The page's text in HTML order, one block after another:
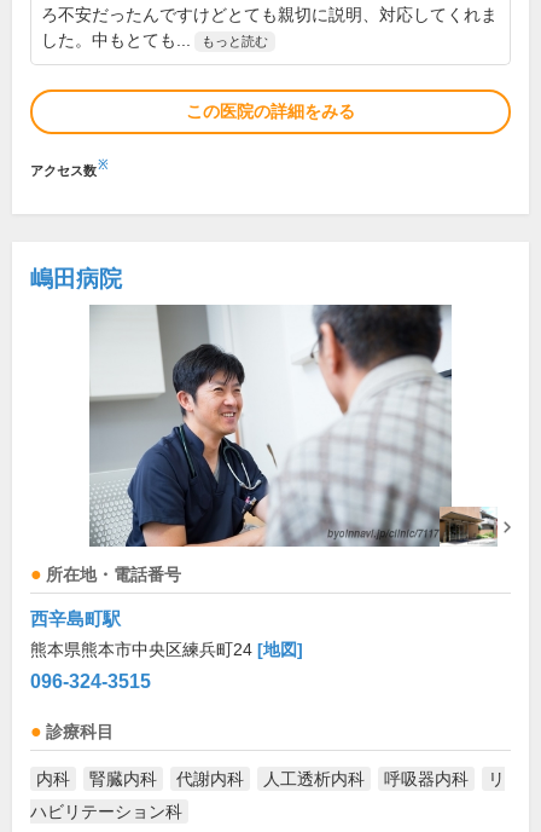
ろ不安だったんですけどとても親切に説明、対応してくれま
した。中もとても...
もっと読む
この医院の詳細をみる
アクセス数※
嶋田病院
所在地・電話番号
西辛島町駅
熊本県熊本市中央区練兵町24 [地図]
096-324-3515
診療科目
内科 腎臓内科 代謝内科 人工透析内科 呼吸器内科
リ
ハビリテーション科